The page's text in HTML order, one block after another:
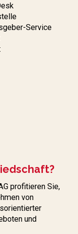
Service
profitieren Sie,
von
und